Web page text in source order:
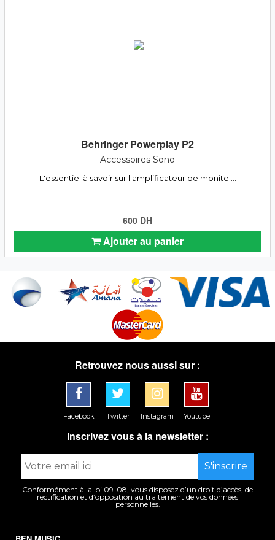
Behringer Powerplay P2
Accessoires Sono
L'essentiel à savoir sur l'amplificateur de monite ...
600 DH
Ajouter au panier
Retrouvez nous aussi sur :
Facebook Twitter Instagram Youtube
Inscrivez vous à la newsletter :
Conformément à la loi 09-08, vous disposez d’un droit d’accès, de
rectification et d’opposition au traitement de vos données
personnelles.